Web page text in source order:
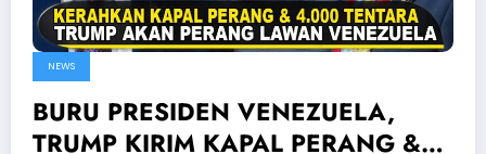
NEWS
BURU PRESIDEN VENEZUELA,
TRUMP KIRIM KAPAL PERANG &